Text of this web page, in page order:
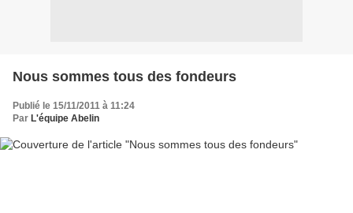
Nous sommes tous des fondeurs
Publié le 15/11/2011 à 11:24
Par L'équipe Abelin